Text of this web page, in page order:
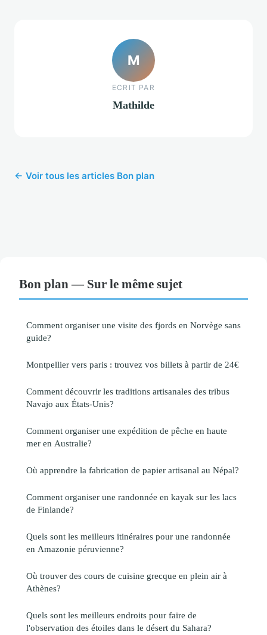
M
ECRIT PAR
Mathilde
← Voir tous les articles Bon plan
Bon plan — Sur le même sujet
Comment organiser une visite des fjords en Norvège sans
guide?
Montpellier vers paris : trouvez vos billets à partir de 24€
Comment découvrir les traditions artisanales des tribus
Navajo aux États-Unis?
Comment organiser une expédition de pêche en haute
mer en Australie?
Où apprendre la fabrication de papier artisanal au Népal?
Comment organiser une randonnée en kayak sur les lacs
de Finlande?
Quels sont les meilleurs itinéraires pour une randonnée
en Amazonie péruvienne?
Où trouver des cours de cuisine grecque en plein air à
Athènes?
Quels sont les meilleurs endroits pour faire de
l'observation des étoiles dans le désert du Sahara?